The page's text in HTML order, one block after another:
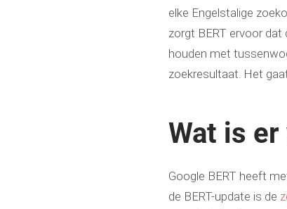
elke Engelstalige
zorgt BERT ervoor
houden met
zoekresultaat. Het gaat
Wat is er
Google BERT heeft
de BERT-update is de